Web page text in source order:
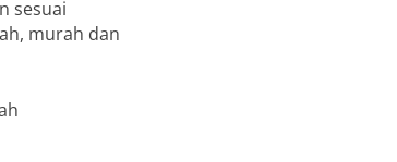
sesuai
murah dan